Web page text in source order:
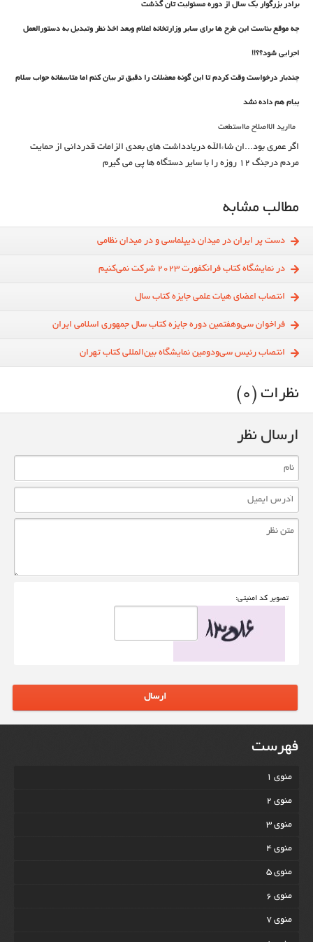
برادر بزرگوار یک سال از دوره مسئولیت تان گذشت
چه موقع بناست این طرح ها برای سایر وزارتخانه اعلام وبعد اخذ نظر وتبدیل به دستورالعمل
اجرایی شود؟؟!!
چندبار درخواست وقت کردم تا این گونه معضلات را دقیق تر بیان کنم اما متاسفانه جواب سلام
پیام هم داده نشد
ماارید الااصلاح مااستطعت
اگر عمری بود...ان شاءالله دریادداشت های بعدی الزامات قدردانی از حمایت
مردم درجنگ 12 روزه را با سایر دستگاه ها پی می گیرم
مطالب مشابه
دست پر ایران در میدان دیپلماسی و در میدان نظامی
در نمایشگاه کتاب فرانکفورت 2023 شرکت نمی‌کنیم
انتصاب اعضای هیات علمی جایزه کتاب‌ سال
فراخوان سی‌و‌هفتمین دوره جایزه کتاب سال جمهوری اسلامی ایران
انتصاب رئیس سی‌و‌دومین نمایشگاه بین‌المللی کتاب تهران
نظرات (0)
ارسال نظر
تصوير کد امنيتی:
ارسال
فهرست
منوی 1
منوی 2
منوی 3
منوی 4
منوی 5
منوی 6
منوی 7